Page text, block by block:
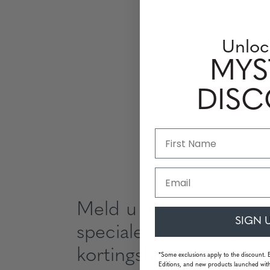
Meld u aan om
speciale aanbiedingen
kortingsbonnen te
SIGN
*Some exclusions apply to the discount.
Editions, and new products launched